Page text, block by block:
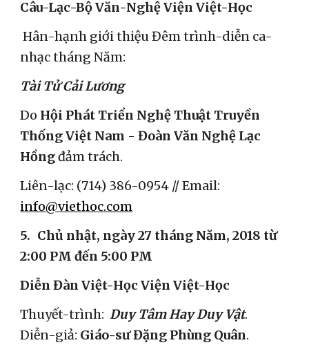
Câu-Lạc-Bộ Văn-Nghệ Viện Việt-Học
Hân-hạnh giới thiệu Đêm trình-diễn ca-
nhạc tháng Năm:
Tài Tử Cải Lương
Do Hội Phát Triển Nghệ Thuật Truyền
Thống Việt Nam - Đoàn Văn Nghệ Lạc
Hồng đảm trách.
info@viethoc.com
5. Chủ nhật, ngày 27 tháng Năm, 2018 từ
2:00 PM đến 5:00 PM
Diễn Đàn Việt-Học Viện Việt-Học
Thuyết-trình: Duy Tâm Hay Duy Vật.
Diễn-giả: Giáo-sư Đặng Phùng Quân.